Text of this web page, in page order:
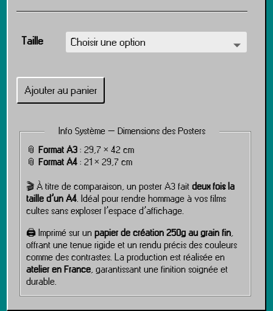
Taille
Ajouter au panier
Info Système – Dimensions des Posters
📎Format A3: 29,7 × 42 cm
📎Format A4: 21 × 29,7 cm
🎬 À titre de comparaison, un poster A3 faitdeux fois la
taille d’un A4. Idéal pour rendre hommage à vos films
cultes sans exploser l’espace d’affichage.
🖨️ Imprimé sur unpapier de création 250g au grain fin,
offrant une tenue rigide et un rendu précis des couleurs
comme des contrastes. La production est réalisée en
atelier en France, garantissant une finition soignée et
durable.